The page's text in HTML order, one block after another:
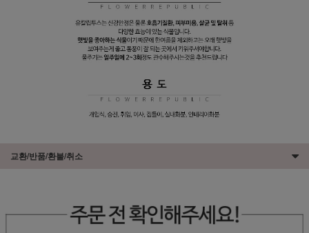
교환/반품/환불/취소